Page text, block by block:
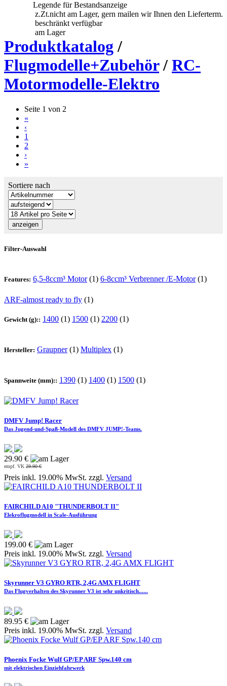
Legende für Bestandsanzeige
z.Zt.nicht am Lager, gern mailen wir Ihnen den Lieferterm.
beschränkt verfügbar
am Lager
Produktkatalog/
Flugmodelle+Zubehör/ RC-
Motormodelle-Elektro
Seite 1 von 2
«
‹
1
2
›
»
Sortiere nach
Filter-Auswahl
Features: 6,5-8ccm³ Motor(1) 6-8ccm³ Verbrenner /E-Motor(1)
ARF-almost ready to fly (1)
Gewicht (g):: 1400 (1) 1500 (1) 2200 (1)
Hersteller: Graupner(1) Multiplex (1)
Spannweite (mm):: 1390 (1) 1400 (1) 1500 (1)
DMFV Jump! Racer
Das Jugend-und-Spaß-Modell des DMFV JUMP!-Teams.
29.90 €
empf. VK 29.90 €
Preis inkl. 19.00% MwSt. zzgl. Versand
FAIRCHILD A10 "THUNDERBOLT II"
Elekroflugmodell in Scale-Ausführung
199.00 €
Preis inkl. 19.00% MwSt. zzgl. Versand
Skyrunner V3 GYRO RTR, 2,4G AMX FLIGHT
Das Flugverhalten des Skyrunner V3 ist sehr unkritisch......
89.95 €
Preis inkl. 19.00% MwSt. zzgl. Versand
Phoenix Focke Wulf GP/EP ARF Spw.140 cm
mit elektrischen Einziehfahrwerk